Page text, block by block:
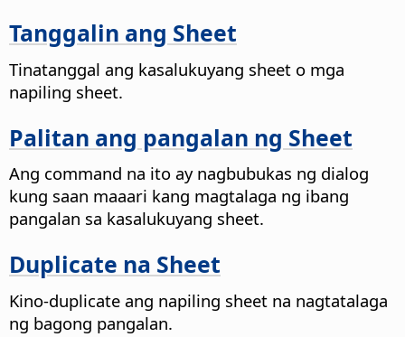
Tanggalin ang Sheet
Tinatanggal ang kasalukuyang sheet o mga
napiling sheet.
Palitan ang pangalan ng Sheet
Ang command na ito ay nagbubukas ng dialog
kung saan maaari kang magtalaga ng ibang
pangalan sa kasalukuyang sheet.
Duplicate na Sheet
Kino-duplicate ang napiling sheet na nagtatalaga
ng bagong pangalan.